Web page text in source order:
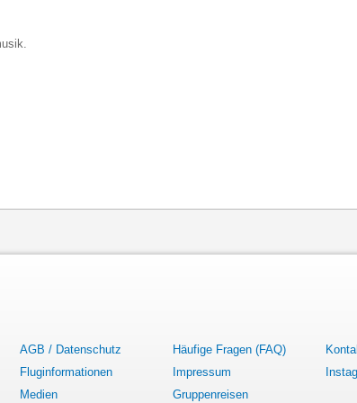
AGB / Datenschutz Häufige Fragen (FAQ)
Fluginformationen Impressum
Medien Gruppenreisen